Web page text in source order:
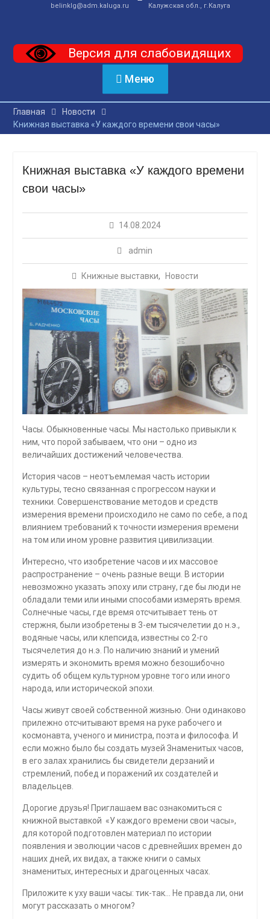
belinklg@adm.kaluga.ru
Калужская обл., г.Калуга
Версия для слабовидящих
Меню
Главная
Новости
Книжная выставка «У каждого времени свои часы»
Книжная выставка «У каждого времени
свои часы»
14.08.2024
admin
Книжные выставки, Новости
Часы. Обыкновенные часы. Мы настолько привыкли к
ним, что порой забываем, что они – одно из
величайших достижений человечества.
История часов – неотъемлемая часть истории
культуры, тесно связанная с прогрессом науки и
техники. Совершенствование методов и средств
измерения времени происходило не само по себе, а под
влиянием требований к точности измерения времени
на том или ином уровне развития цивилизации.
Интересно, что изобретение часов и их массовое
распространение – очень разные вещи. В истории
невозможно указать эпоху или страну, где бы люди не
обладали теми или иными способами измерять время.
Солнечные часы, где время отсчитывает тень от
стержня, были изобретены в 3-ем тысячелетии до н.э.,
водяные часы, или клепсида, известны со 2-го
тысячелетия до н.э. По наличию знаний и умений
измерять и экономить время можно безошибочно
судить об общем культурном уровне того или иного
народа, или исторической эпохи.
Часы живут своей собственной жизнью. Они одинаково
прилежно отсчитывают время на руке рабочего и
космонавта, ученого и министра, поэта и философа. И
если можно было бы создать музей Знаменитых часов,
в его залах хранились бы свидетели дерзаний и
стремлений, побед и поражений их создателей и
владельцев.
Дорогие друзья! Приглашаем вас ознакомиться с
книжной выставкой «У каждого времени свои часы»,
для которой подготовлен материал по истории
появления и эволюции часов с древнейших времен до
наших дней, их видах, а также книги о самых
знаменитых, интересных и драгоценных часах.
Приложите к уху ваши часы: тик-так… Не правда ли, они
могут рассказать о многом?